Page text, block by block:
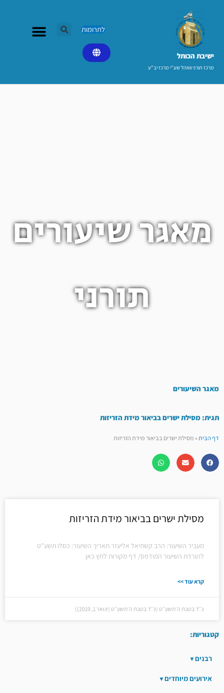
ישיבת הכותל​
מרכז תורני וואהל שע"י מרכז יב"ע
לתרומות
מאגר שיעורים
תורני
מאגר השיעורים
תגית: מסילת ישרים בביאור מידת הזריזות
דף הבית»מסילת ישרים בביאור מידת הזריזות
מסילת ישרים בביאור מידת הזריזות
מעביר השיעור: הרב קשתיאל אליעזר תאריך השיעור: כסלו תשע"ט
להורדת השיעור המודפס/ דף מקורות לחץ כאן
קרא עוד >>
כ״ד בטבת ה׳תשע״ט (כ״ד בטבת ה׳תשע״ט (ינואר 1, 2019))
קטגוריות:
רבנים
אירועים מיוחדים